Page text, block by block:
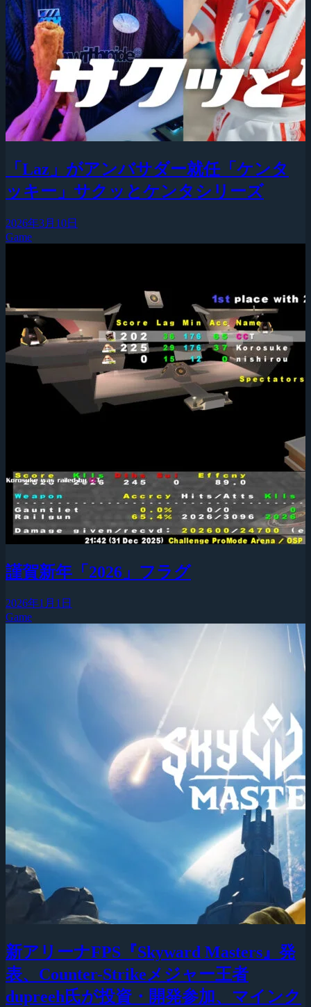
「Laz」がアンバサダー就任「ケンタ
ッキー」サクッとケンタシリーズ
2026年3月10日
Game
謹賀新年「2026」フラグ
2026年1月1日
Game
新アリーナFPS『Skyward Masters』発
表、Counter-Strikeメジャー王者
dupreeh氏が投資・開発参加、マインク